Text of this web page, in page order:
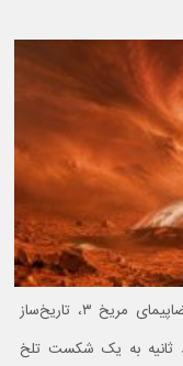
ماموریت مریخ شوروی در سال ۱۹۷۱ با فرود فضاپیمای مریخ ۳، تاریخ‌ساز
ثانیه به یک شکست تلخ